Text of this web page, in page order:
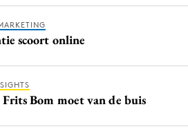
scoort online
Bom moet van de buis